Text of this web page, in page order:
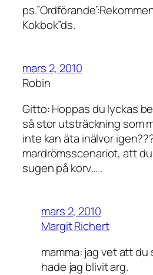
Kokbok”ds.
mars 2, 2010
Robin
Gitto: Hoppas du lyckas
så stor utsträckning som
inte kan äta inälvor
mardrömsscenariot, att
sugen på korv…..
mars 2, 2010
Margit Richert
mamma: jag vet att du
hade jag blivit arg.